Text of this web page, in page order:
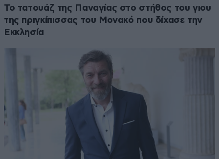
Το τατουάζ της Παναγίας στο στήθος του γιου
της πριγκίπισσας του Μονακό που δίχασε την
Εκκλησία